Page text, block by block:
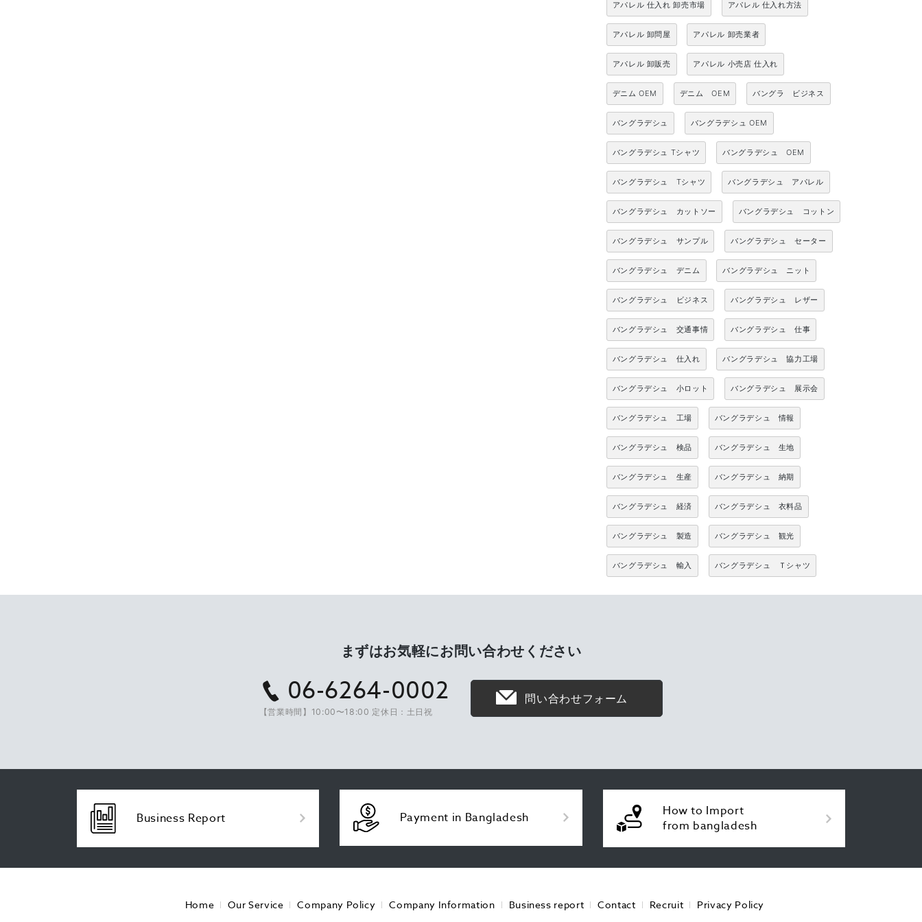
アパレル 仕入れ 卸売市場 アパレル 仕入れ方法
アパレル 卸問屋 アパレル 卸売業者
アパレル 卸販売 アパレル 小売店 仕入れ
デニム OEM デニム OEM バングラ ビジネス
バングラデシュ バングラデシュ OEM
バングラデシュ Tシャツ バングラデシュ OEM
バングラデシュ Tシャツ バングラデシュ アパレル
バングラデシュ カットソー バングラデシュ コットン
バングラデシュ サンプル バングラデシュ セーター
バングラデシュ デニム バングラデシュ ニット
バングラデシュ ビジネス バングラデシュ レザー
バングラデシュ 交通事情 バングラデシュ 仕事
バングラデシュ 仕入れ バングラデシュ 協力工場
バングラデシュ 小ロット バングラデシュ 展示会
バングラデシュ 工場 バングラデシュ 情報
バングラデシュ 検品 バングラデシュ 生地
バングラデシュ 生産 バングラデシュ 納期
バングラデシュ 経済 バングラデシュ 衣料品
バングラデシュ 製造 バングラデシュ 観光
バングラデシュ 輸入 バングラデシュ Ｔシャツ
まずはお気軽にお問い合わせください
06-6264-0002
【営業時間】10:00〜18:00 定休日：土日祝
問い合わせフォーム
Business Report Payment in Bangladesh
How to Import
from bangladesh
Home Our Service Company Policy Company Information Business report Contact Recruit Privacy Policy